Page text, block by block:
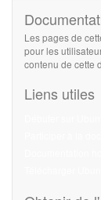
Les pages de
pour les
contenu de cette
Liens utiles